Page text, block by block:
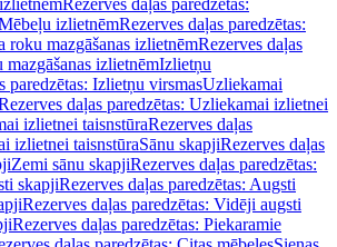
Rezerves daļas paredzētas:
izlietnēmRezerves daļas paredzētas:
roku mazgāšanas izlietnēmRezerves daļas
mazgāšanas izlietnēmIzlietņu
paredzētas: Izlietņu virsmasUzliekamai
daļas paredzētas: Uzliekamai izlietnei
izlietnei taisnstūraRezerves daļas
izlietnei taisnstūraSānu skapjiRezerves daļas
Zemi sānu skapjiRezerves daļas paredzētas:
skapjiRezerves daļas paredzētas: Augsti
Rezerves daļas paredzētas: Vidēji augsti
Rezerves daļas paredzētas: Piekaramie